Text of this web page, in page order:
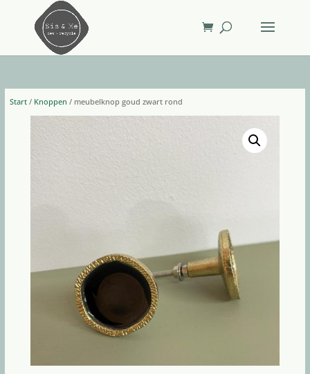
Start/ Knoppen / meubelknop goud zwart rond